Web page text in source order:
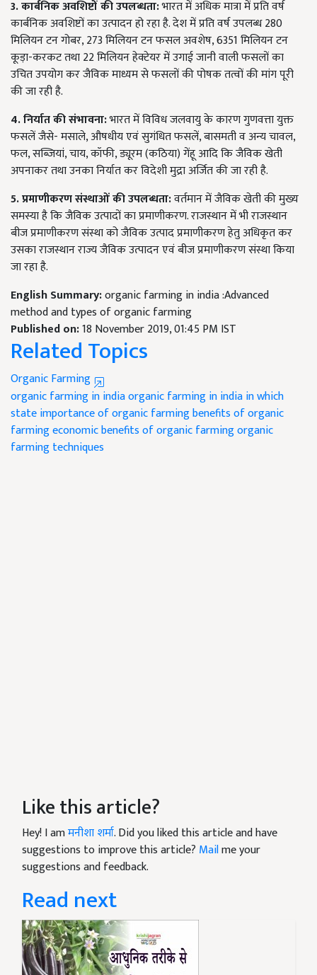
3. कार्बनिक अवशिष्टों की उपलब्धता:भारत में अधिक मात्रा में प्रति वर्ष
कार्बनिक अवशिष्टों का उत्पादन हो रहा है. देश में प्रति वर्ष उपलब्ध 280
मिलियन टन गोबर, 273 मिलियन टन फसल अवशेष, 6351 मिलियन टन
कूड़ा-करकट तथा 22 मिलियन हेक्टेयर में उगाई जानी वाली फसलों का
उचित उपयोग कर जैविक माध्यम से फसलों की पोषक तत्वों की मांग पूरी
की जा रही है.
4. निर्यात की संभावना:भारत में विविध जलवायु के कारण गुणवत्ता युक्त
फसलें जैसे- मसाले, औषधीय एवं सुगंधित फसलें, बासमती व अन्य चावल,
फल, सब्जियां, चाय, कॉफी, ड्यूरम (कठिया) गेंहू आदि कि जैविक खेती
अपनाकर तथा उनका निर्यात कर विदेशी मुद्रा अर्जित की जा रही है.
5. प्रमाणीकरण संस्थाओं की उपलब्धता:वर्तमान में जैविक खेती की मुख्य
समस्या है कि जैविक उत्पादों का प्रमाणीकरण. राजस्थान में भी राजस्थान
बीज प्रमाणीकरण संस्था को जैविक उत्पाद प्रमाणीकरण हेतु अधिकृत कर
उसका राजस्थान राज्य जैविक उत्पादन एवं बीज प्रमाणीकरण संस्था किया
जा रहा है.
English Summary:organic farming in india :Advanced
method and types of organic farming
Published on:18 November 2019, 01:45 PM IST
Related Topics
Organic Farming
organic farming in indiaorganic farming in india in which
stateimportance of organic farmingbenefits of organic
farmingeconomic benefits of organic farmingorganic
farming techniques
Like this article?
Hey! I amमनीशा शर्मा. Did you liked this article and have
suggestions to improve this article? Mailme your
suggestions and feedback.
Read next